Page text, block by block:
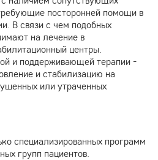
посторонней помощи в
В связи с чем подобных
на лечение в
центры.
и поддерживающей терапии -
и стабилизацию на
или утраченных
специализированных программ
групп пациентов.